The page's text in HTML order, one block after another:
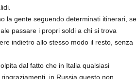
la gente seguendo determinati itinerari, se
passare i propri soldi a chi si trova
indietro allo stesso modo il resto, senza
dal fatto che in Italia qualsiasi
in Russia questo non